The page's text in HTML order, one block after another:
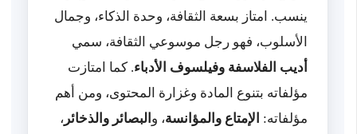
ينسب. امتاز بسعة الثقافة، وحدة الذكاء، وجمال
الأسلوب، فهو رجل موسوعي الثقافة، سمي
أديب الفلاسفة وفيلسوف الأدباء. كما امتازت
مؤلفاته بتنوع المادة وغزارة المحتوى، ومن أهم
مؤلفاته: الإمتاع والمؤانسة، و البصائر والذخائر ،